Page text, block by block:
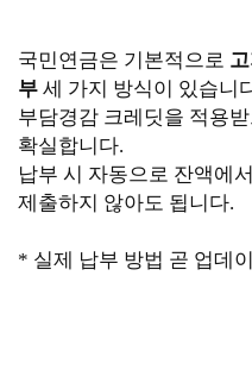
국민연금은 기본적으로
부 세 가지 방식이 있습니
부담경감 크레딧을 적용
확실합니다.
납부 시 자동으로 잔액에
제출하지 않아도 됩니다.
* 실제 납부 방법 곧 업데